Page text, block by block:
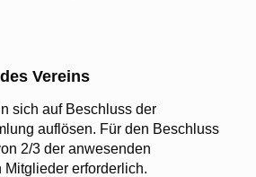
Vereins
sich auf Beschluss der
auflösen. Für den Beschluss
2/3 der anwesenden
Mitglieder erforderlich.